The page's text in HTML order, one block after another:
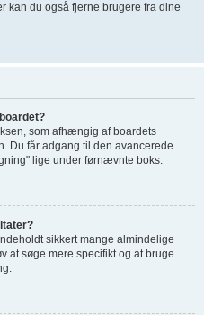
kan du også fjerne brugere fra dine
som afhængig af boardets
Du får adgang til den avancerede
lige under førnævnte boks.
sikkert mange almindelige
at søge mere specifikt og at bruge